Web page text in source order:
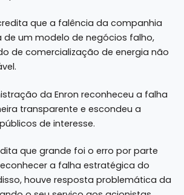
que a falência da companhia
de um modelo de negócios falho,
de comercialização de energia não
da Enron reconheceu a falha
transparente e escondeu a
de interesse.
que grande foi o erro por parte
a falha estratégica do
houve resposta problemática da